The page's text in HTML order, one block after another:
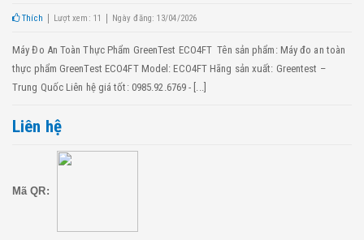
Thích Lượt xem: 11 Ngày đăng: 13/04/2026
Máy Đo An Toàn Thực Phẩm GreenTest ECO4FT Tên sản phẩm: Máy đo an toàn
thực phẩm GreenTest ECO4FT Model: ECO4FT Hãng sản xuất: Greentest –
Trung Quốc Liên hệ giá tốt: 0985.92.6769 - [...]
Liên hệ
Mã QR: